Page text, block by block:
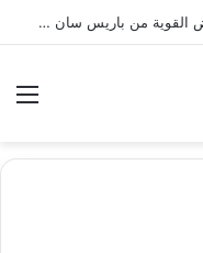
برشلونة يسعى لتعزيز دفاعه ضد العروض القوية من باريس سان جيرمان لنجم الأرجنتين